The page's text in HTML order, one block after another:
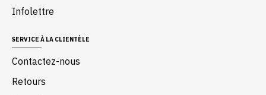
Infolettre
SERVICE À LA CLIENTÈLE
Contactez-nous
Retours